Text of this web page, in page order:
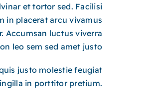
et tortor sed. Facilisi
in placerat arcu vivamus
Accumsan luctus viverra
leo sem sed amet justo.
justo molestie feugiat
in porttitor pretium.